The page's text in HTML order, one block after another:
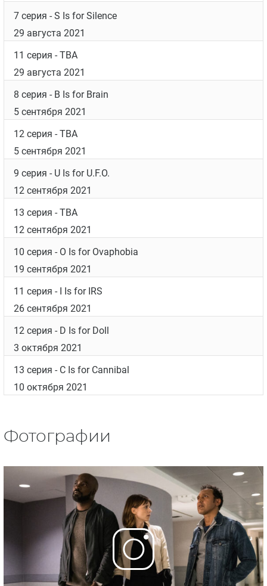
7 серия - S Is for Silence
29 августа 2021
11 серия - TBA
29 августа 2021
8 серия - B Is for Brain
5 сентября 2021
12 серия - TBA
5 сентября 2021
9 серия - U Is for U.F.O.
12 сентября 2021
13 серия - TBA
12 сентября 2021
10 серия - O Is for Ovaphobia
19 сентября 2021
11 серия - I Is for IRS
26 сентября 2021
12 серия - D Is for Doll
3 октября 2021
13 серия - C Is for Cannibal
10 октября 2021
Фотографии